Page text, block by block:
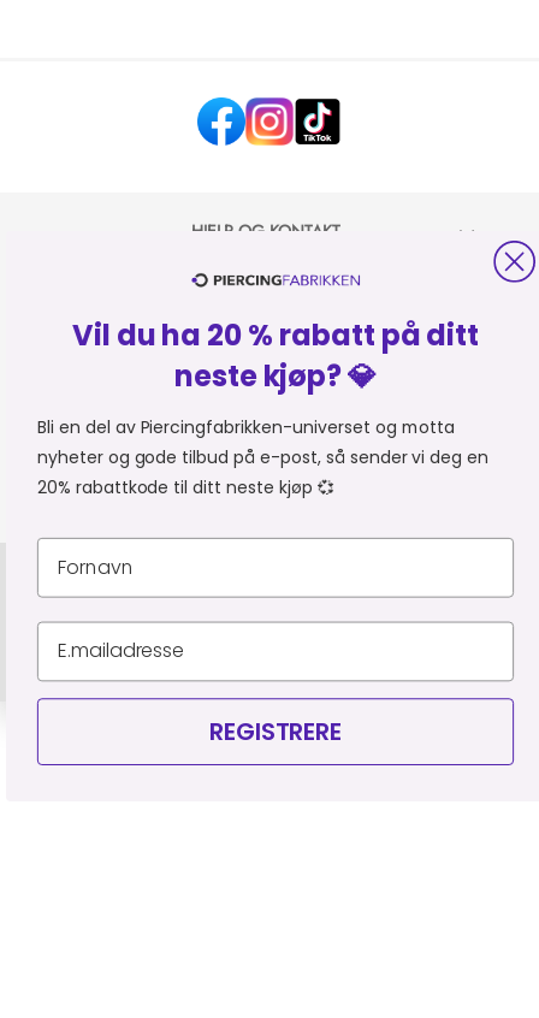
HJELP OG KONTAKT
MER FRA PIERCINGFABRIKKEN
HANDLE FRADu er i
© Piercingfabrikken.dk 2026
Vil du ha 20 % rabatt på ditt
neste kjøp? 💎
Bli en del av Piercingfabrikken-universet og motta
nyheter og gode tilbud på e-post, så sender vi deg en
20% rabattkode til ditt neste kjøp 💞
REGISTRERE